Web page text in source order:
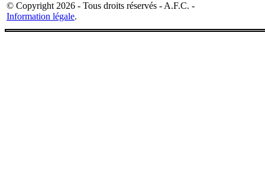
© Copyright 2026 - Tous droits réservés - A.F.C. -
Information légale.